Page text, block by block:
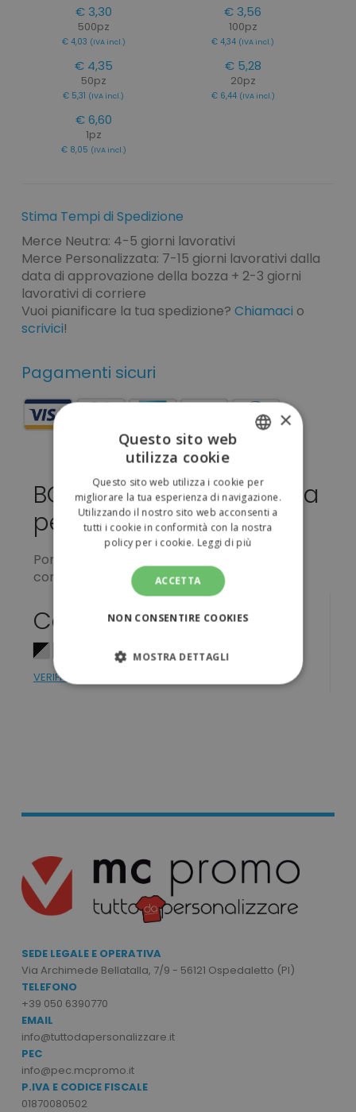
€ 3,30
500pz
€ 4,03 (IVA incl.)
€ 3,56
100pz
€ 4,34 (IVA incl.)
€ 4,35
50pz
€ 5,31 (IVA incl.)
€ 5,28
20pz
€ 6,44 (IVA incl.)
€ 6,60
1pz
€ 8,05 (IVA incl.)
Stima Tempi di Spedizione
Merce Neutra: 4-5 giorni lavorativi
Merce Personalizzata: 7-15 giorni lavorativi dalla
data di approvazione della bozza + 2-3 giorni
lavorativi di corriere
Vuoi pianificare la tua spedizione? Chiamaci o
scrivici!
Pagamenti sicuri
BORSA PORTA SCARPE da
personalizzare 3,10 €
Porta scarpe in poliestere 600D. Piping in
contrasto di colore, 2 occhielli.
Colori
VERIFICA DISPONIBILITÁ
SEDE LEGALE E OPERATIVA
Via Archimede Bellatalla, 7/9 - 56121 Ospedaletto (PI)
TELEFONO
+39 050 6390770
EMAIL
info@tuttodapersonalizzare.it
PEC
info@pec.mcpromo.it
P.IVA E CODICE FISCALE
01870080502
ENGLISH
×
Questo sito web
utilizza cookie
Questo sito web utilizza i cookie per
migliorare la tua esperienza di navigazione.
Utilizzando il nostro sito web acconsenti a
tutti i cookie in conformità con la nostra
policy per i cookie. Leggi di più
ACCETTA
NON CONSENTIRE COOKIES
MOSTRA DETTAGLI
STRETTAMENTE NECESSARI
Strettamente necessari
Performance
Non classificati
funzionalità principali del sito web come
correttamente senza i cookie strettamente
Nome
utm_source